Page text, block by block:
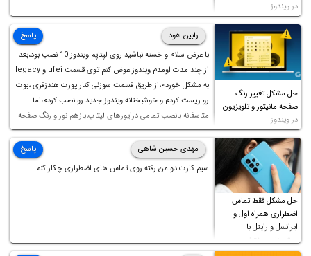
در ویندوز
حل مشکل تغییر رنگ
صفحه مانیتور و تلویزیون
در ویندوز
رابین هود
با عرض سلام و خسته نباشید روی لپتاپم ویندوز 10 نصب بود،بعد
از چند مدت اومدم ویندوز عوض کنم توی قسمت ufei و legacy
به مشکل خوردم،از طریق قسمت سوزنی کنار پورت هندزفری ،بوت
رو ریست کردم و خوشبختانه ویندوز جدید رو نصب کردم،اما
متاسفانه بانصب تمامی درایورهای لپتاپ،بازهم نور و رنگ صفحه
چه موقع کار چه موقع پخش فیلم مثل سابق نیست(نور زیاده و بی
کیفیت)،با ابدیت کردن کارت گرافیک،کالیبره کردن و غیره هم نور و
رنگ درست نشد (انگار تصویر ماته)، خواهشمند است راهنمایی
فرمایید باتشکر
پاسخ
حل مشکل فقط تماس
اضطراری همراه اول و
ایرانسل و رایتل با
روش‌های مختلف
مهدی حسین شاهی
سیم کارت دو من رفته روی تماس های اضطراری چکار کنم
پاسخ